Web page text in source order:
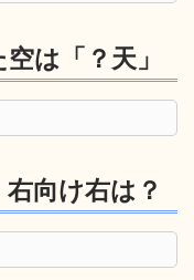
空は「？天」
向け右は？